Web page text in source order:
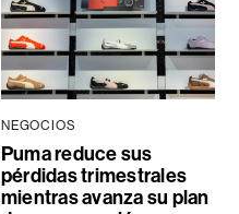
NEGOCIOS
Puma reduce sus
pérdidas trimestrales
mientras avanza su plan